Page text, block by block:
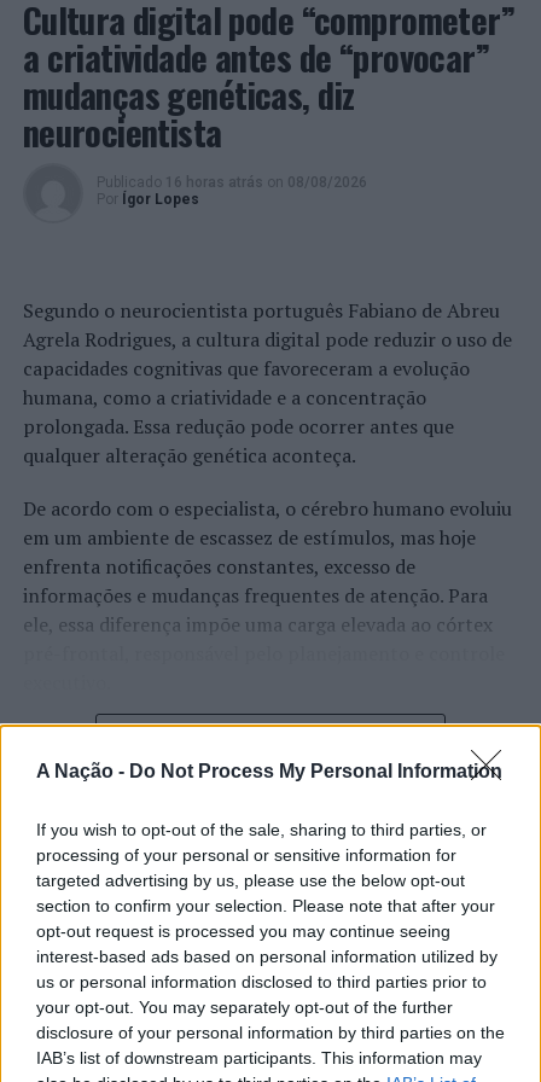
A Nação - Do Not Process My Personal Information
If you wish to opt-out of the sale, sharing to third parties, or
processing of your personal or sensitive information for
targeted advertising by us, please use the below opt-out
section to confirm your selection. Please note that after your
opt-out request is processed you may continue seeing
interest-based ads based on personal information utilized by
us or personal information disclosed to third parties prior to
your opt-out. You may separately opt-out of the further
disclosure of your personal information by third parties on the
IAB’s list of downstream participants. This information may
25 de Abril, na próxima quarta-feira, 22 de maio, pelas
21h30, no Auditório dos Paços do Concelho, realiza-se a
Conferência “A Revolução que fez Portugal e a que faz o
futuro”, por Francisco Louçã, com moderação de José
Maria Cardoso.
Foto: DR.
PRÓXIMO
Angra do Heroísmo: PSP angaria 1600kg de alimentos
no Festival Solidário e no 2º Passeio Motard
NÃO PERCA
Barcelos dinamiza caminhadas nos meses de verão
Cultura digital pode “comprometer”
a criatividade antes de “provocar”
mudanças genéticas, diz
neurocientista
Publicado 16 horas atrás on 08/08/2026
Por
Ígor Lopes
Segundo o neurocientista português Fabiano de Abreu
Agrela Rodrigues, a cultura digital pode reduzir o uso de
capacidades cognitivas que favoreceram a evolução
humana, como a criatividade e a concentração
prolongada. Essa redução pode ocorrer antes que
qualquer alteração genética aconteça.
De acordo com o especialista, o cérebro humano evoluiu
em um ambiente de escassez de estímulos, mas hoje
enfrenta notificações constantes, excesso de
informações e mudanças frequentes de atenção. Para
ele, essa diferença impõe uma carga elevada ao córtex
O pesquisador afirma que plataformas digitais também
estimulam continuamente o sistema de recompensa do
manter a atenção e a procrastinação. Na sua visão,
tarefas inacabadas permanecem ativas na memória e
aumentam a sensação de sobrecarga, enquanto o stress
prolongado pode elevar os níveis de cortisol e
prejudicar o desempenho cognitivo.
Fabiano de Abreu Agrela Rodrigues ressalta que não há
evidências de que o ambiente digital provoque mudanças
genéticas na espécie humana. A adaptação observada,
ATUALIDADE
“Millennium Estoril Open 2026”
regressou ao circuito ATP com
vitória do francês Luca Van Assche
Publicado 2 dias atrás on 07/08/2026
Por Ígor Lopes